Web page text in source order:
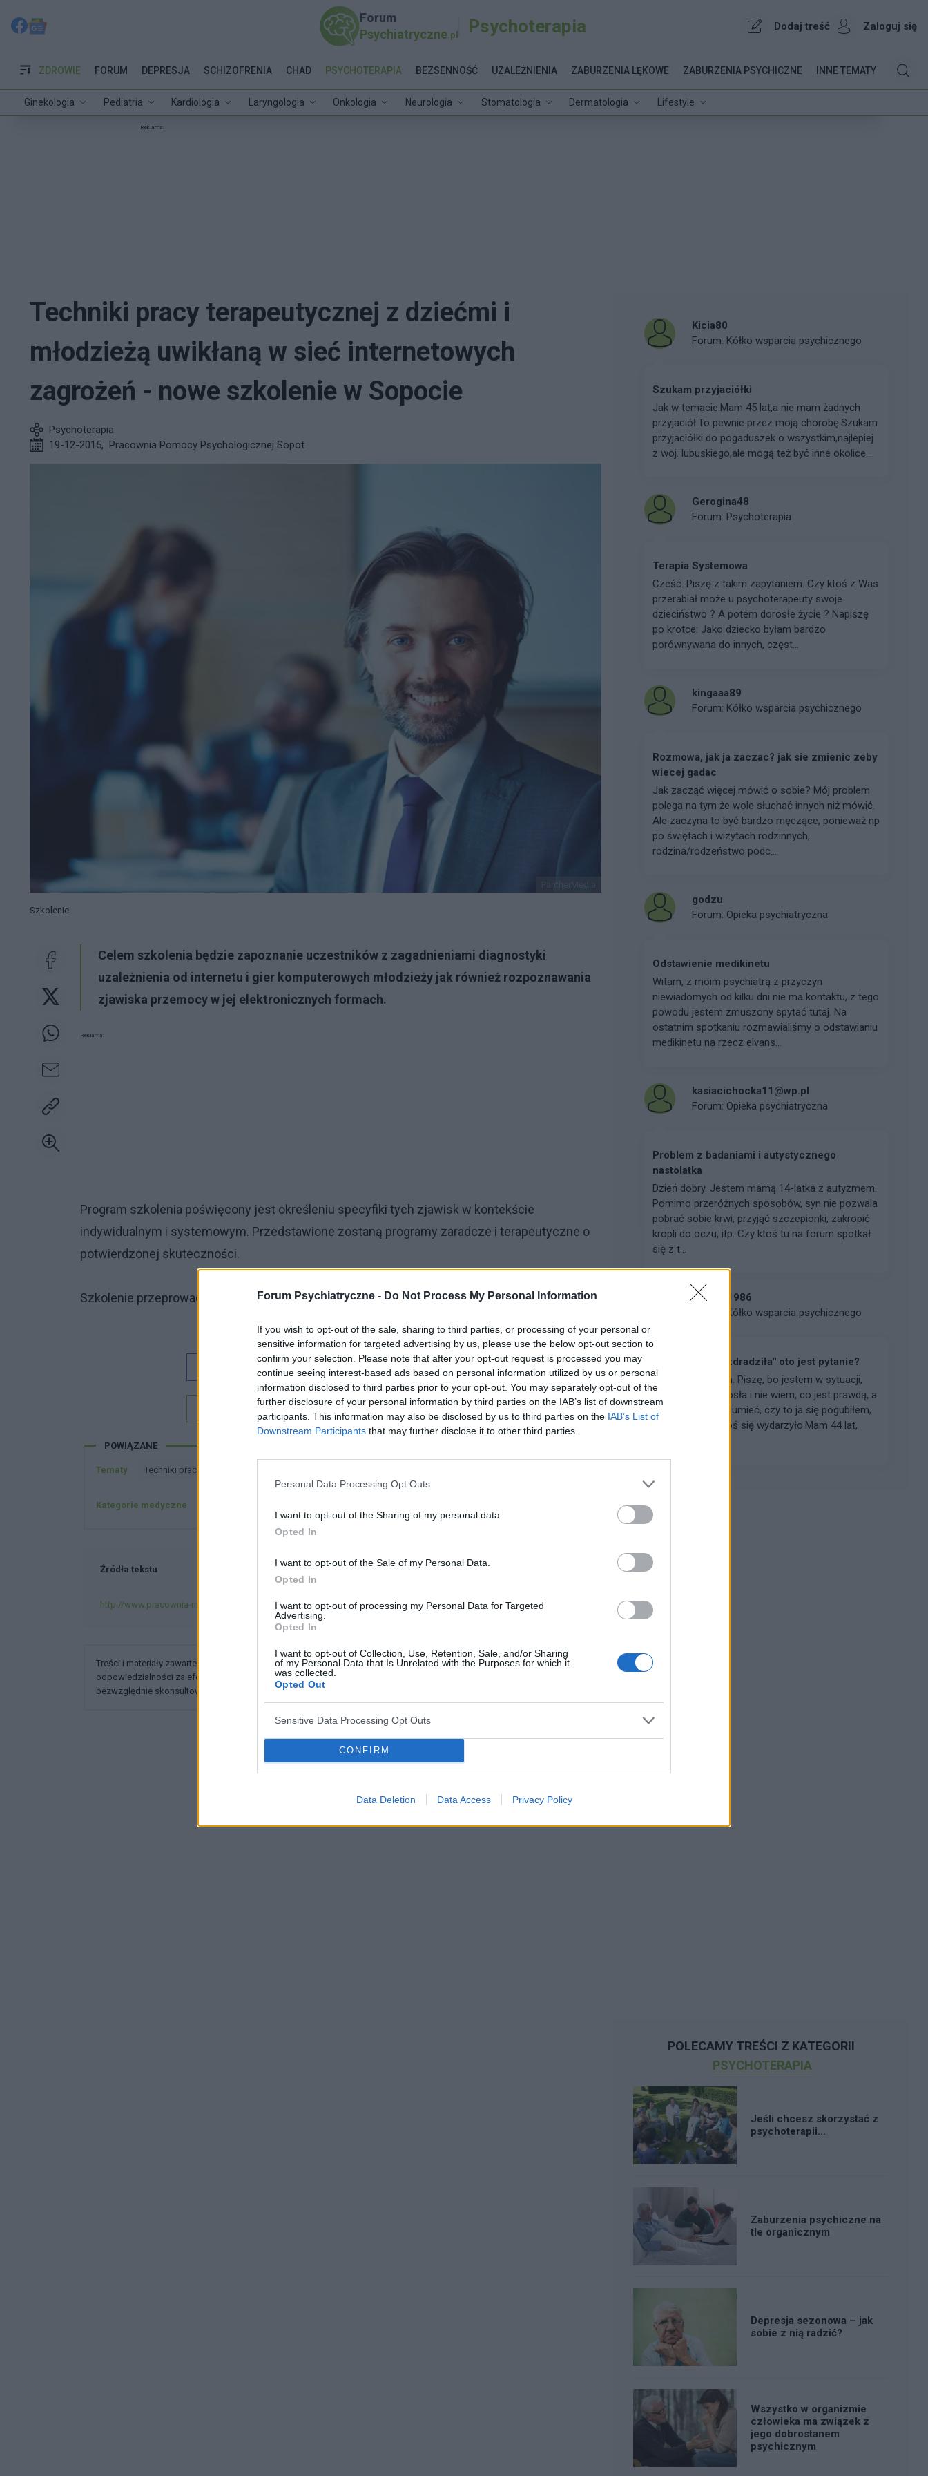
Forum Psychiatryczne - Do Not Process My Personal Information
If you wish to opt-out of the sale, sharing to third parties, or processing of your personal or
sensitive information for targeted advertising by us, please use the below opt-out section to
confirm your selection. Please note that after your opt-out request is processed you may
continue seeing interest-based ads based on personal information utilized by us or personal
information disclosed to third parties prior to your opt-out. You may separately opt-out of the
further disclosure of your personal information by third parties on the IAB’s list of downstream
participants. This information may also be disclosed by us to third parties on the IAB’s List of
Downstream Participants that may further disclose it to other third parties.
Personal Data Processing Opt Outs
I want to opt-out of the Sharing of my personal data.
Opted In
I want to opt-out of the Sale of my Personal Data.
Opted In
I want to opt-out of processing my Personal Data for Targeted
Advertising.
Opted In
I want to opt-out of Collection, Use, Retention, Sale, and/or Sharing
of my Personal Data that Is Unrelated with the Purposes for which it
was collected.
Opted Out
Sensitive Data Processing Opt Outs
CONFIRM
Data Deletion Data Access Privacy Policy
Forum
Psychiatryczne .pl Psychoterapia Dodaj treść Zaloguj się
ZDROWIE
Ginekologia Pediatria Kardiologia Laryngologia Onkologia Neurologia Stomatologia Dermatologia Lifestyle
FORUM DEPRESJA SCHIZOFRENIA CHAD PSYCHOTERAPIA BEZSENNOŚĆ UZALEŻNIENIA ZABURZENIA LĘKOWE ZABURZENIA PSYCHICZNE INNE TEMATY
Reklama:
Techniki pracy terapeutycznej z dziećmi i
młodzieżą uwikłaną w sieć internetowych
zagrożeń - nowe szkolenie w Sopocie
Psychoterapia
19-12-2015, Pracownia Pomocy Psychologicznej Sopot
Szkolenie
Celem szkolenia będzie zapoznanie uczestników z zagadnieniami diagnostyki
uzależnienia od internetu i gier komputerowych młodzieży jak również rozpoznawania
zjawiska przemocy w jej elektronicznych formach.
Reklama:
Program szkolenia poświęcony jest określeniu specyfiki tych zjawisk w kontekście
indywidualnym i systemowym. Przedstawione zostaną programy zaradcze i terapeutyczne o
potwierdzonej skuteczności.
Szkolenie przeprowadzi dr n. med. Krzysztof Szwajca
Dobry tekst? Udostępnij go na Facebooku?
Chcesz być na bieżąco? Obserwuj nas na GoogleNews
POWIĄZANE
Tematy Techniki pracy terapeutycznej sieć internetowych zagrożeń szkolenia psychologiczne kurs psychologiczne
Kategorie medyczne
Źródła tekstu
http://www.pracownia-mm.pl/szkolenie-krotkoterminowe-02.html
Treści i materiały zawarte w tym serwisie mają charakter edukacyjno-informacyjny. Wydawca i redakcja serwisu nie ponosi
odpowiedzialności za efekty ich zastosowania. Przed zastosowaniem porad i wskazówek zawartych w serwisie, należy
bezwzględnie skonsultować się z lekarzem.
Kicia80
Forum: Kółko wsparcia psychicznego
Szukam przyjaciółki
Jak w temacie.Mam 45 lat,a nie mam żadnych
przyjaciół.To pewnie przez moją chorobę.Szukam
przyjaciółki do pogaduszek o wszystkim,najlepiej
z woj. lubuskiego,ale mogą też być inne okolice...
Gerogina48
Forum: Psychoterapia
Terapia Systemowa
Cześć. Piszę z takim zapytaniem. Czy ktoś z Was
przerabiał może u psychoterapeuty swoje
dzieciństwo ? A potem dorosłe życie ? Napiszę
po krotce: Jako dziecko byłam bardzo
porównywana do innych, częst...
kingaaa89
Forum: Kółko wsparcia psychicznego
Rozmowa, jak ja zaczac? jak sie zmienic zeby
wiecej gadac
Jak zacząć więcej mówić o sobie? Mój problem
polega na tym że wole słuchać innych niż mówić.
Ale zaczyna to być bardzo męczące, ponieważ np
po świętach i wizytach rodzinnych,
rodzina/rodzeństwo podc...
godzu
Forum: Opieka psychiatryczna
Odstawienie medikinetu
Witam, z moim psychiatrą z przyczyn
niewiadomych od kilku dni nie ma kontaktu, z tego
powodu jestem zmuszony spytać tutaj. Na
ostatnim spotkaniu rozmawialiśmy o odstawianiu
medikinetu na rzecz elvans...
kasiacichocka11@wp.pl
Forum: Opieka psychiatryczna
Problem z badaniami i autystycznego
nastolatka
Dzień dobry. Jestem mamą 14-latka z autyzmem.
Pomimo przeróżnych sposobów, syn nie pozwala
pobrać sobie krwi, przyjąć szczepionki, zakropić
kropli do oczu, itp. Czy ktoś tu na forum spotkał
się z t...
leszek 1986
Kółko wsparcia psychicznego
"Zdradziła, nie zdradziła" oto jest pytanie?
Cześć wszystkim. Piszę, bo jestem w sytuacji,
która mnie przerosła i nie wiem, co jest prawdą, a
co nie. Chcę zrozumieć, czy to ja się pogubiłem,
czy faktycznie coś się wydarzyło.Mam 44 lat,
POLECAMY TREŚCI Z KATEGORII
PSYCHOTERAPIA
Jeśli chcesz skorzystać z
psychoterapii...
Zaburzenia psychiczne na
tle organicznym
Depresja sezonowa – jak
sobie z nią radzić?
Wszystko w organizmie
człowieka ma związek z
jego dobrostanem
psychicznym